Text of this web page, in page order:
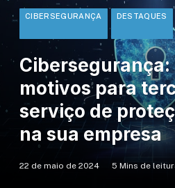
CIBERSEGURANÇA DESTAQUES
Cibersegurança:
motivos para
serviço de
na sua empresa
22 de maio de 2024 5 Mins de